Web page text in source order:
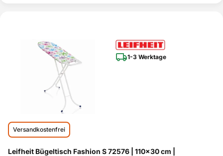
1-3 Werktage
Versandkostenfrei
Leifheit Bügeltisch Fashion S 72576 | 110x30 cm |